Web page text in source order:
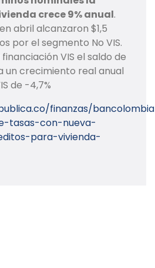
crece 9% anual.
abril alcanzaron $1,5
por el segmento No VIS.
VIS el saldo de
crecimiento real anual
de -4,7%
finanzas/
tasas-con-nueva-
para-vivienda-